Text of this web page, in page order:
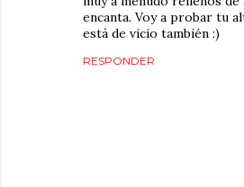
encanta. Voy a probar tu
está de vicio también :)
RESPONDER